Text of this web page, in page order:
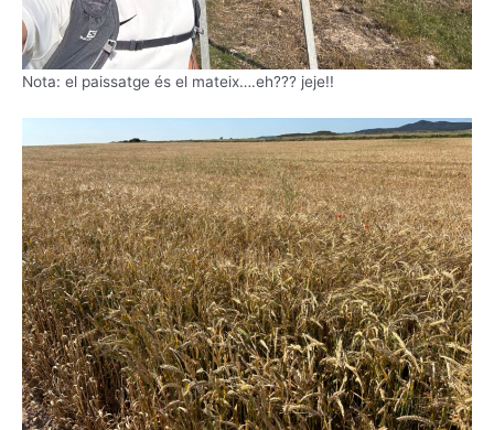
Nota: el paissatge és el mateix….eh??? jeje!!